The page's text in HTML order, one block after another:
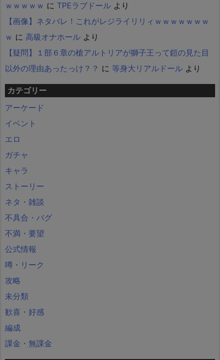
ｗｗｗｗｗ に TPEラブドール より
【画像】ネタバレ！これがレジライリリィｗｗｗｗｗｗｗ
ｗ に 高級オナホール より
【疑問】１部６章の槍アルトリアが獅子王って鎧の見た目
以外の理由あったっけ？？ に 等身大リアルドール より
カテゴリー
アーケード
イベント
エロ
ガチャ
キャラ
ストーリー
ネタ・雑談
不具合・バグ
不満・要望
公式情報
噂・リーク
攻略
未分類
歓喜・好感
編成
課金・無課金